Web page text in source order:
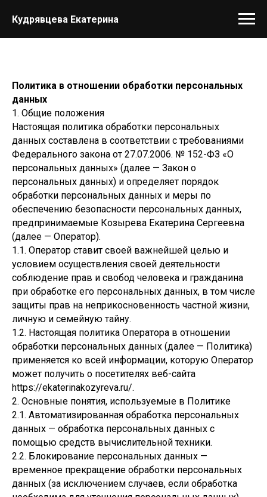
Кудрявцева Екатерина
Политика в отношении обработки персональных
данных
1. Общие положения
Настоящая политика обработки персональных
данных составлена в соответствии с требованиями
Федерального закона от 27.07.2006. № 152-ФЗ «О
персональных данных» (далее — Закон о
персональных данных) и определяет порядок
обработки персональных данных и меры по
обеспечению безопасности персональных данных,
предпринимаемые Козырева Екатерина Сергеевна
(далее — Оператор).
1.1. Оператор ставит своей важнейшей целью и
условием осуществления своей деятельности
соблюдение прав и свобод человека и гражданина
при обработке его персональных данных, в том числе
защиты прав на неприкосновенность частной жизни,
личную и семейную тайну.
1.2. Настоящая политика Оператора в отношении
обработки персональных данных (далее — Политика)
применяется ко всей информации, которую Оператор
может получить о посетителях веб-сайта
https://ekaterinakozyreva.ru/.
2. Основные понятия, используемые в Политике
2.1. Автоматизированная обработка персональных
данных — обработка персональных данных с
помощью средств вычислительной техники.
2.2. Блокирование персональных данных —
временное прекращение обработки персональных
данных (за исключением случаев, если обработка